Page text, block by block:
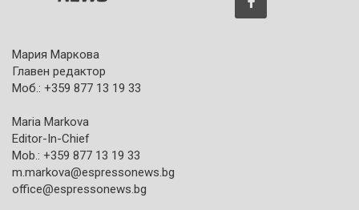
Мария Маркова
Главен редактор
Моб.: +359 877 13 19 33
Maria Markova
Editor-In-Chief
Mob.: +359 877 13 19 33
m.markova@espressonews.bg
office@espressonews.bg